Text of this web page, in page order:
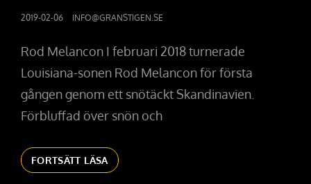
PUBLICERAT
2019-02-06 INFO@GRANSTIGEN.SE
Rod Melancon I februari 2018 turnerade
Louisiana-sonen Rod Melancon för första
gången genom ett snötäckt Skandinavien.
Förbluffad över snön och
FORTSÄTT LÄSAFREDAG
3/5